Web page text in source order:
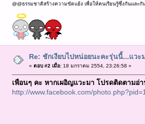
@@ธรรมชาติสร้างความขัดแย้ง เพื่อให้คนเรียนรู้ซึ่งกันและกั
Re: ชักเงียบไปหน่อยนะคะรุ่นนี้...แวะ
« ตอบ #2 เมื่อ:18 มกราคม 2554, 23:26:58 »
เพื่อนๆ คะ หากเผอิญแวะมา โปรดติดตาม
http://www.facebook.com/